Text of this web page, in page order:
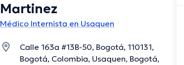
Martinez
Médico Internista en Usaquen
Calle 163a #13B-50, Bogotá, 110131,
Bogotá, Colombia, Usaquen, Bogotá,